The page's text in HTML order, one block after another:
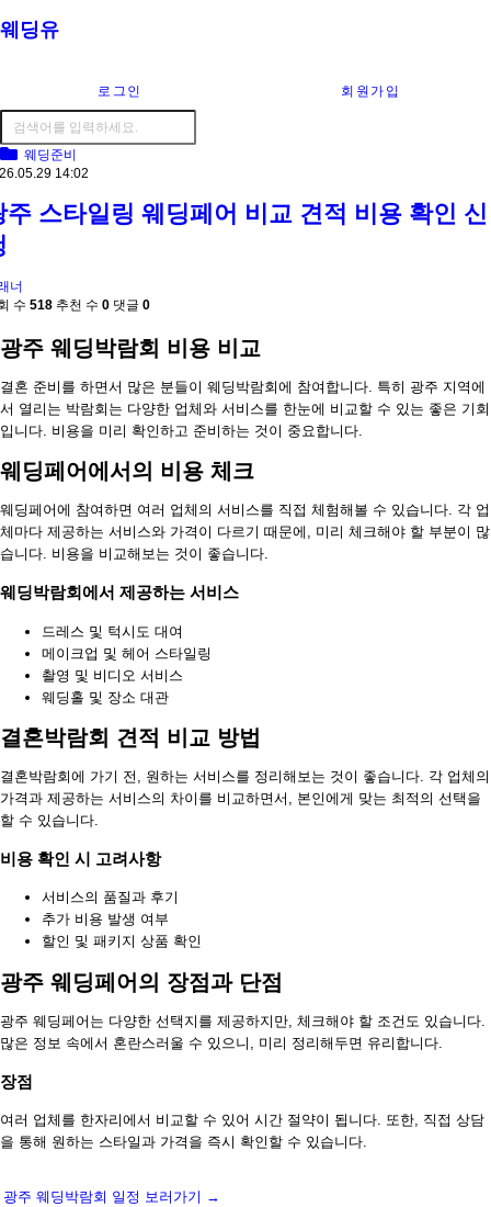
웨딩유
로그인 회원가입
웨딩준비
14:02
주 스타일링 웨딩페어 비교 견적 비용 확인 신
너
수 518 추천 수 0 댓글 0
광주 웨딩박람회 비용 비교
결혼 준비를 하면서 많은 분들이 웨딩박람회에 참여합니다. 특히 광주 지역에
서 열리는 박람회는 다양한 업체와 서비스를 한눈에 비교할 수 있는 좋은 기회
입니다. 비용을 미리 확인하고 준비하는 것이 중요합니다.
웨딩페어에서의 비용 체크
웨딩페어에 참여하면 여러 업체의 서비스를 직접 체험해볼 수 있습니다. 각 업
체마다 제공하는 서비스와 가격이 다르기 때문에, 미리 체크해야 할 부분이 많
습니다. 비용을 비교해보는 것이 좋습니다.
웨딩박람회에서 제공하는 서비스
드레스 및 턱시도 대여
메이크업 및 헤어 스타일링
촬영 및 비디오 서비스
웨딩홀 및 장소 대관
결혼박람회 견적 비교 방법
결혼박람회에 가기 전, 원하는 서비스를 정리해보는 것이 좋습니다. 각 업체의
가격과 제공하는 서비스의 차이를 비교하면서, 본인에게 맞는 최적의 선택을
할 수 있습니다.
비용 확인 시 고려사항
서비스의 품질과 후기
추가 비용 발생 여부
할인 및 패키지 상품 확인
광주 웨딩페어의 장점과 단점
광주 웨딩페어는 다양한 선택지를 제공하지만, 체크해야 할 조건도 있습니다.
많은 정보 속에서 혼란스러울 수 있으니, 미리 정리해두면 유리합니다.
장점
여러 업체를 한자리에서 비교할 수 있어 시간 절약이 됩니다. 또한, 직접 상담
을 통해 원하는 스타일과 가격을 즉시 확인할 수 있습니다.
광주 웨딩박람회 일정 보러가기 →